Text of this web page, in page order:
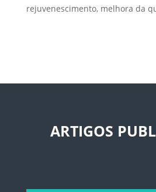
rejuvenescimento, melhora da
ARTIGOS